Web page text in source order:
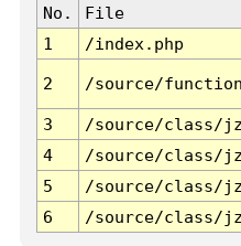
No. File
1
/index.php
2 /source/
3 /source/class/
4
/source/class/
5
/source/class/
6
/source/class/